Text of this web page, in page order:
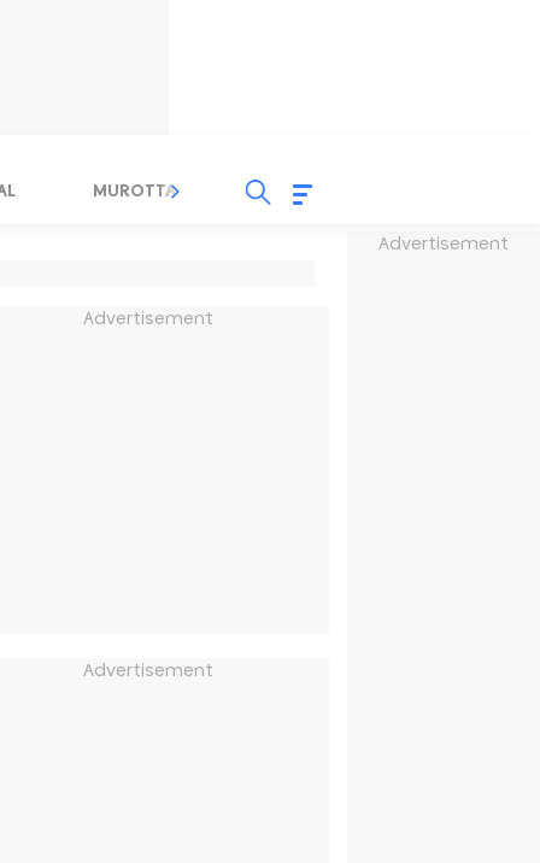
Advertisement
MUROTTAL TAUSYIAH
Advertisement
Advertisement